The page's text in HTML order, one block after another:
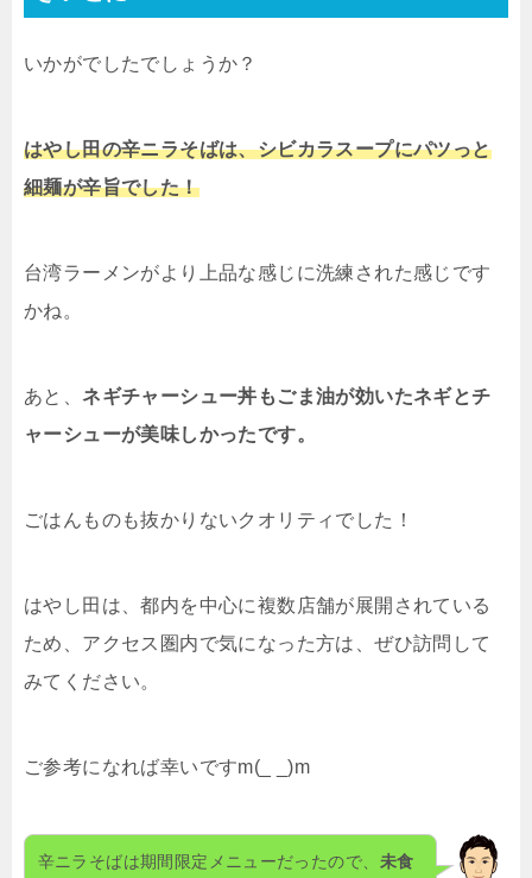
いかがでしたでしょうか？
はやし田の辛ニラそばは、シビカラスープにパツっと
細麺が辛旨でした！
台湾ラーメンがより上品な感じに洗練された感じです
かね。
あと、ネギチャーシュー丼もごま油が効いたネギとチ
ャーシューが美味しかったです。
ごはんものも抜かりないクオリティでした！
はやし田は、都内を中心に複数店舗が展開されている
ため、アクセス圏内で気になった方は、ぜひ訪問して
みてください。
ご参考になれば幸いですm(_ _)m
辛ニラそばは期間限定メニューだったので、 未食